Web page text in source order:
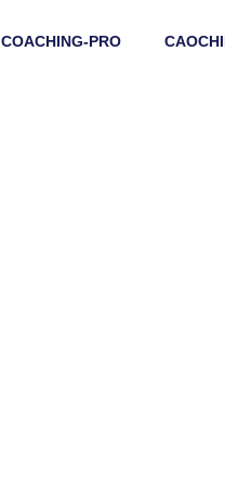
COACHING-PRO